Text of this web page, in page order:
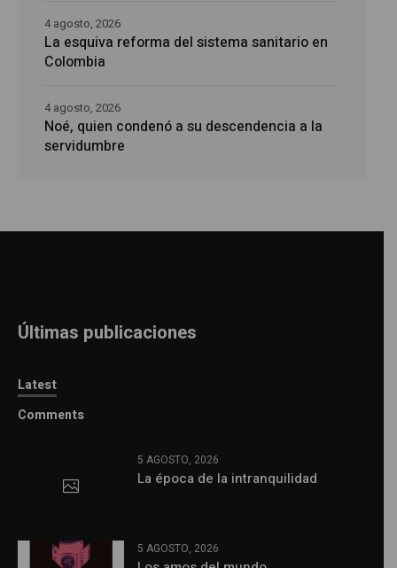
La esquiva reforma del sistema sanitario en
Colombia
4 agosto, 2026
Noé, quien condenó a su descendencia a la
servidumbre
4 agosto, 2026
Últimas publicaciones
Latest
Comments
5 AGOSTO, 2026
La época de la intranquilidad
5 AGOSTO, 2026